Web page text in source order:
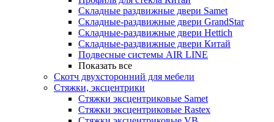
Складные раздвижные двери Samet
Складные-раздвижные двери GrandStar
Складные-раздвижные двери Hettich
Складные-раздвижные двери Китай
Подвесные системы AIR LINE
Показать все
Скотч двухсторонний для мебели
Стяжки, эксцентрики
Cтяжки эксцентриковые Samet
Стяжки эксцентриковые Rastex